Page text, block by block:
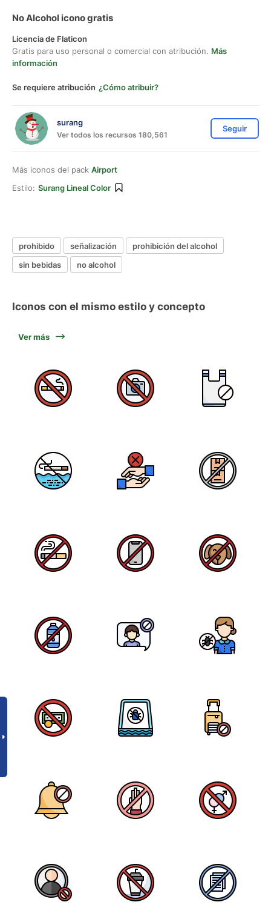
No Alcohol icono gratis
Licencia de Flaticon
Gratis para uso personal o comercial con atribución. Más
información
Se requiere atribución ¿Cómo atribuir?
surang
Ver todos los recursos 180,561
Seguir
Más iconos del pack Airport
Estilo: Surang Lineal Color
prohibido señalización
prohibición del alcohol
sin bebidas
no alcohol
Iconos con el mismo estilo y concepto
Ver más